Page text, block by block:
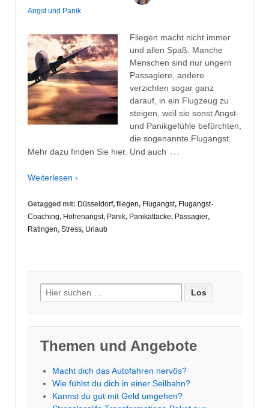
Angst und Panik
Fliegen macht nicht immer
und allen Spaß. Manche
Menschen sind nur ungern
Passagiere, andere
verzichten sogar ganz
darauf, in ein Flugzeug zu
steigen, weil sie sonst Angst-
und Panikgefühle befürchten,
die sogenannte Flugangst.
Mehr dazu finden Sie hier. Und auch …
Weiterlesen ›
Getagged mit: Düsseldorf, fliegen, Flugangst, Flugangst-
Coaching, Höhenangst, Panik, Panikattacke, Passagier,
Ratingen, Stress, Urlaub
Suche
nach:
Themen und Angebote
Macht dich das Autofahren nervös?
Wie fühlst du dich in einer Seilbahn?
Kannst du gut mit Geld umgehen?